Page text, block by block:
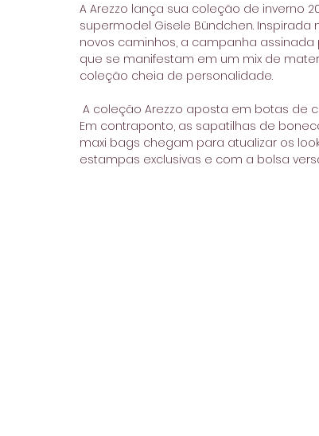
A Arezzo lança sua coleção de inverno
supermodel Gisele Bündchen.
novos caminhos, a campanha
que se manifestam em um mix de
coleção cheia de personalidade.
Em contraponto, as sapatilhas de
maxi bags chegam para atualizar os
estampas exclusivas e com a bolsa